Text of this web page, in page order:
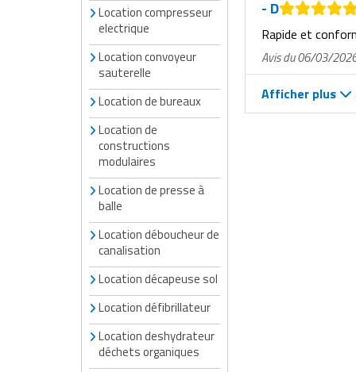
Matériel de musculation
Vêtement sportif
Robinetterie professionnelle
Rôtisserie professionnelle
Sautause professionnelle
Table de cuisson professionnelle
Tables de préparation réfrigérées
Ustensile de cuisine
Vaisselle restaurant
Vitrines réfrigérées
Location compresseur
electrique
Location convoyeur
sauterelle
Location de bureaux
Location de
constructions
modulaires
Location de presse à
balle
Location déboucheur de
canalisation
Location décapeuse sol
Location défibrillateur
Location deshydrateur
déchets organiques
- D
Rapide et
Avis du 06/03/
Afficher plus